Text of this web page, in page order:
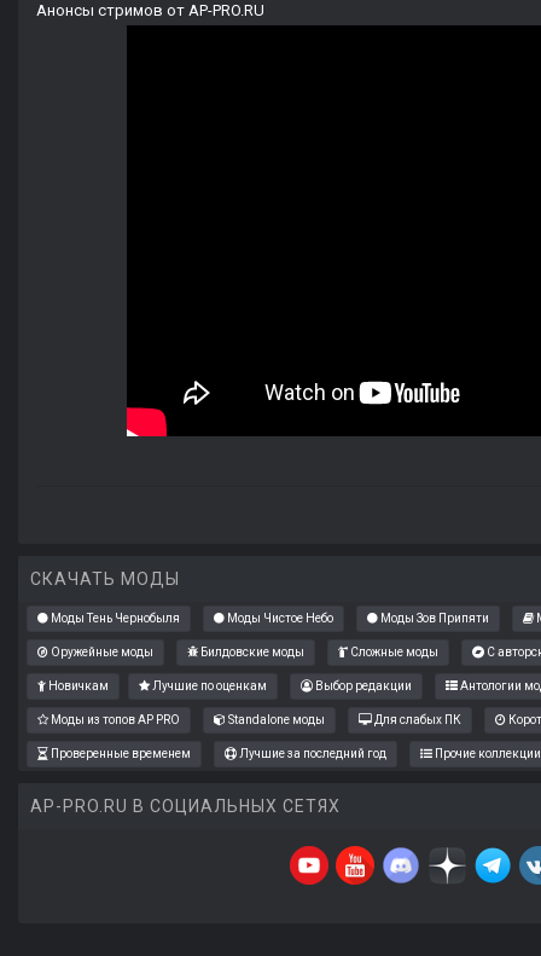
Анонсы стримов от AP-PRO.RU
СКАЧАТЬ МОДЫ
Моды Тень Чернобыля Моды Чистое Небо Моды Зов Припяти
Оружейные моды Билдовские моды Сложные моды С
Новичкам Лучшие по оценкам Выбор редакции Антологии
Моды из топов AP PRO Standalone моды Для слабых ПК
Проверенные временем Лучшие за последний год Прочие коллекции
AP-PRO.RU В СОЦИАЛЬНЫХ СЕТЯХ